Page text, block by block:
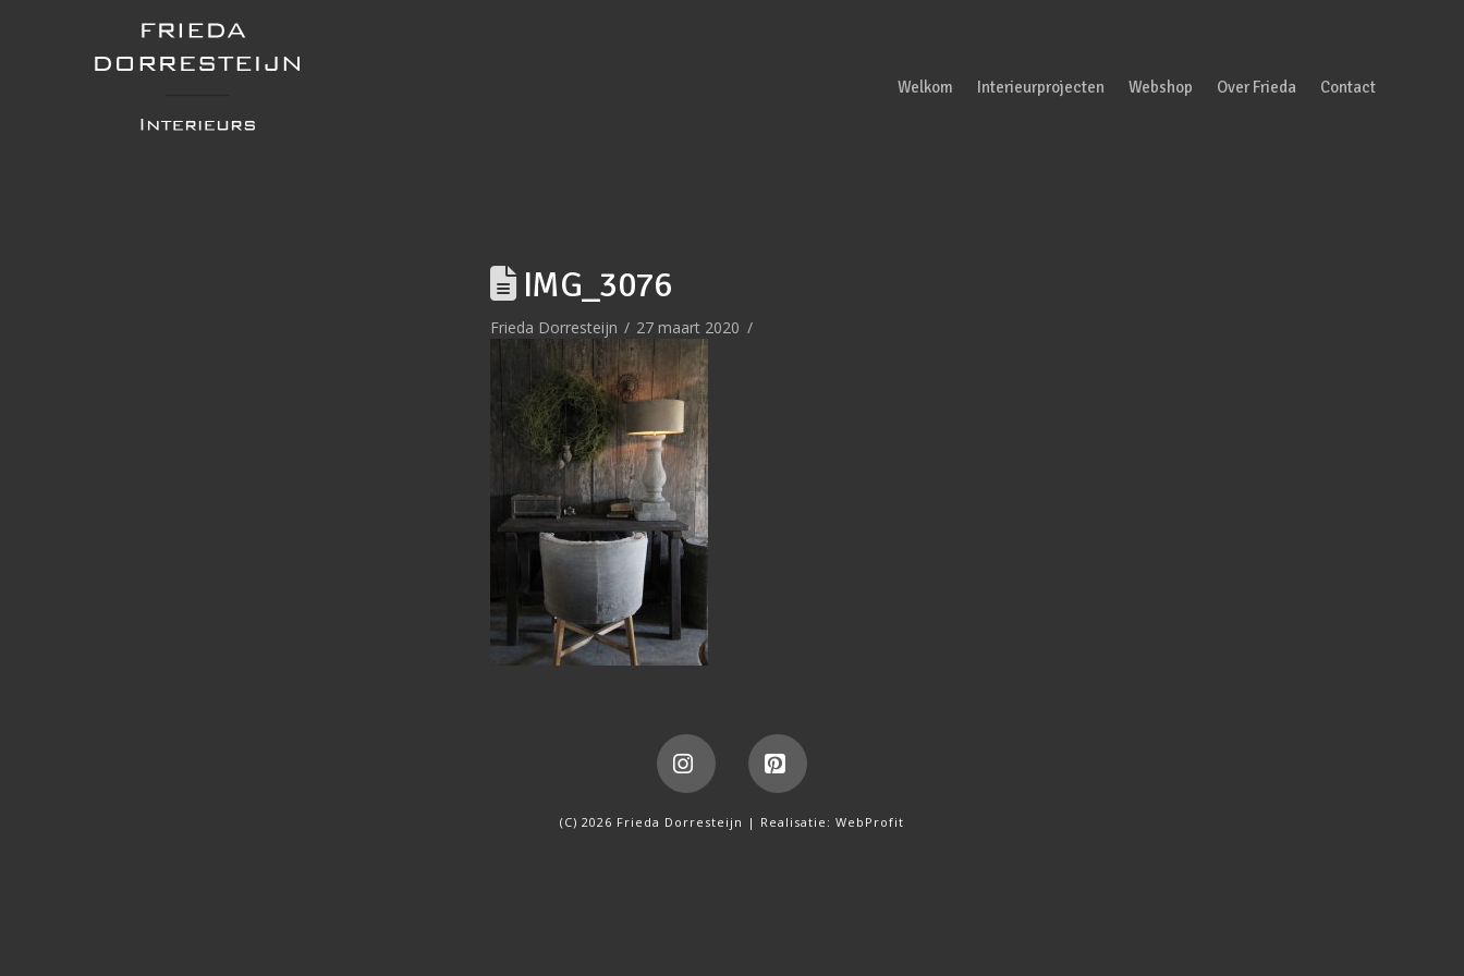
Welkom Interieurprojecten Webshop Over Frieda Contact
IMG_3076
Frieda Dorresteijn 27 maart 2020
InstagramPinterest
(C) 2026 Frieda Dorresteijn | Realisatie: WebProfit